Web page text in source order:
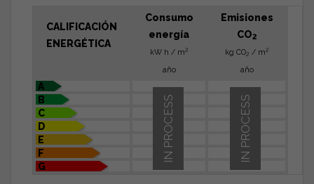
CALIFICACIÓN
ENERGÉTICA
Consumo
energía
kW h / m2
año
Emisiones
CO2
kg CO2 / m2
año
A
B
C
D
E
F
G
IN PROCESS
IN PROCESS